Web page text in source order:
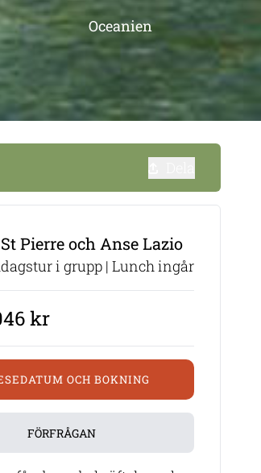
Oceanien
Pierre och Anse Lazio
i grupp | Lunch ingår
kr
OCH BOKNING
FÖRFRÅGAN